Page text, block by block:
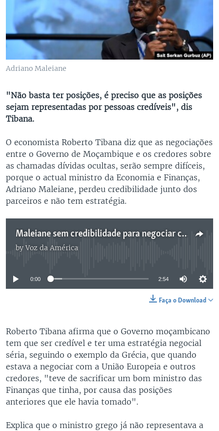
Adriano Maleiane
"Não basta ter posições, é preciso que as posições
sejam representadas por pessoas credíveis", dis
Tibana.
O economista Roberto Tibana diz que as negociações
entre o Governo de Moçambique e os credores sobre
as chamadas dívidas ocultas, serão sempre difíceis,
porque o actual ministro da Economia e Finanças,
Adriano Maleiane, perdeu credibilidade junto dos
parceiros e não tem estratégia.
Maleiane sem credibilidade para negociar com os credores, diz o economista Roberto Tibana
byVoz da América
No media source currently available
0:00 2:54
Faça o Download
Roberto Tibana afirma que o Governo moçambicano
tem que ser credível e ter uma estratégia negocial
séria, seguindo o exemplo da Grécia, que quando
estava a negociar com a União Europeia e outros
credores, "teve de sacrificar um bom ministro das
Finanças que tinha, por causa das posições
anteriores que ele havia tomado".
Explica que o ministro grego já não representava a